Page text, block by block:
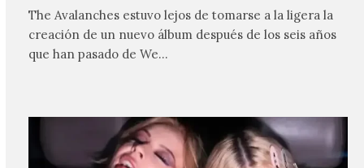
The Avalanches estuvo lejos de tomarse a la ligera la
creación de un nuevo álbum después de los seis años
que han pasado de We…